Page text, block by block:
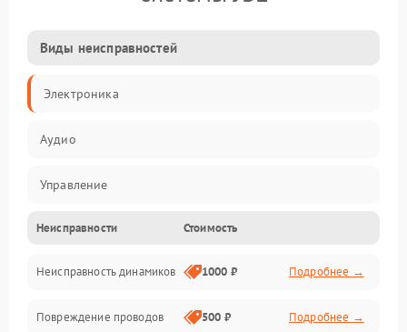
Виды неисправностей
Электроника
Аудио
Управление
Электропитание
Связь
Механические повреждения
Неисправности Стоимость
Неисправность динамиков 1000 ₽ Подробнее →
Повреждение проводов 500 ₽ Подробнее →